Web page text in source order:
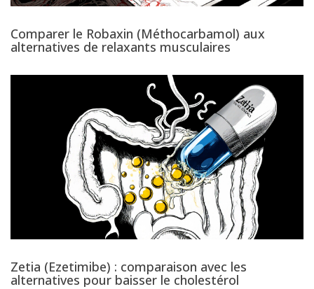
Comparer le Robaxin (Méthocarbamol) aux
alternatives de relaxants musculaires
Zetia (Ezetimibe) : comparaison avec les
alternatives pour baisser le cholestérol